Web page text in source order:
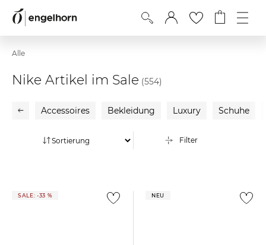
Alle
Nike Artikel im Sale (554)
Accessoires Bekleidung Luxury Schuhe
Filter
SALE: -33 % NEU